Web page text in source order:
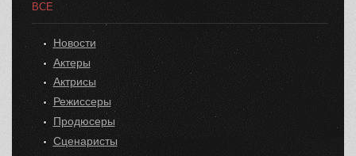
ВСЕ
Новости
Актеры
Актрисы
Режиссеры
Продюсеры
Сценаристы